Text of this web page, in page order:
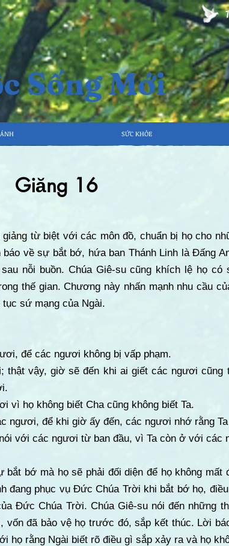
Sống Mới
SỨC KHỎE
Giăng 16
từ biệt với các môn đồ, chuẩn bị họ cho
về sự bắt bớ, hứa ban Thánh Linh là Đấng
nỗi buồn. Chúa Giê-su cũng khích lệ họ có
thế gian. Chương này nhấn mạnh nhu cầu
sứ mạng của Ngài.
để các ngươi không bị vấp phạm.
thật vậy, giờ sẽ đến khi ai giết các ngươi cũng
vì họ không biết Cha cũng không biết Ta.
ngươi, để khi giờ ấy đến, các ngươi nhớ rằng
với các ngươi từ ban đầu, vì Ta còn ở với các
bắt bớ mà họ sẽ phải đối diện để họ không mất
đang phục vụ Đức Chúa Trời khi bắt bớ họ,
Đức Chúa Trời. Chúa Giê-su nói đến những
vốn đã bảo vệ họ trước đó, sắp kết thúc. Lời
họ rằng Ngài biết rõ điều gì sắp xảy ra và họ